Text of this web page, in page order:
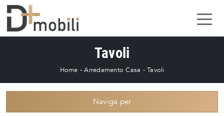
Tavoli
Home -Arredamento Casa - Tavoli
Naviga per